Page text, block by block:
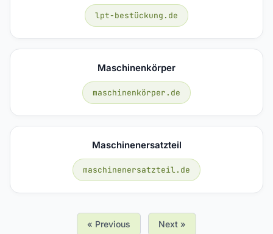
lpt-bestückung.de
Maschinenkörper
maschinenkörper.de
Maschinenersatzteil
maschinenersatzteil.de
« Previous Next »